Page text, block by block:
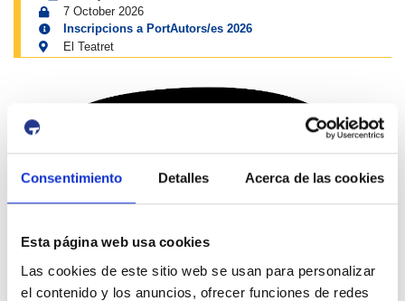
Consentimiento Detalles Acerca de las cookies
Esta página web usa cookies
Las cookies de este sitio web se usan para personalizar
el contenido y los anuncios, ofrecer funciones de redes
7 October 2026
Inscripcions a PortAutors/es 2026
El Teatret
Social Media 'Moll de Costa'